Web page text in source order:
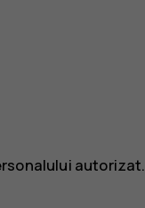
autorizat.